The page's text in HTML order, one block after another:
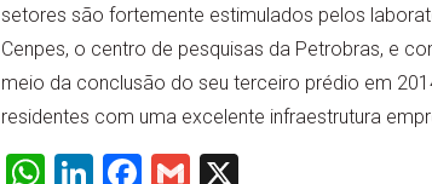
setores são fortemente estimulados pelos
Cenpes, o centro de pesquisas da Petrobras, e
meio da conclusão do seu terceiro prédio em
residentes com uma excelente infraestrutura
WhatsApp
LinkedIn
Facebook
Gmail
X